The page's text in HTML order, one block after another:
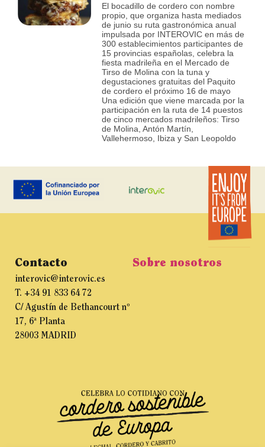
El bocadillo de cordero con nombre
propio, que organiza hasta mediados
de junio su ruta gastronómica anual
impulsada por INTEROVIC en más de
300 establecimientos participantes de
15 provincias españolas, celebra la
fiesta madrileña en el Mercado de
Tirso de Molina con la tuna y
degustaciones gratuitas del Paquito
de cordero el próximo 16 de mayo
Una edición que viene marcada por la
participación en la ruta de 14 puestos
de cinco mercados madrileños: Tirso
de Molina, Antón Martín,
Vallehermoso, Ibiza y San Leopoldo
Contacto
interovic@interovic.es
T. +34 91 833 64 72
C/ Agustín de Bethancourt nº
17, 6ª Planta
28003 MADRID
Sobre nosotros